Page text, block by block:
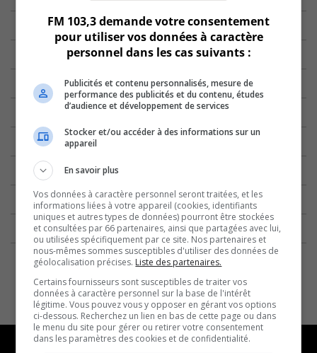
FM 103,3 demande votre consentement
pour utiliser vos données à caractère
personnel dans les cas suivants :
Publicités et contenu personnalisés, mesure de
performance des publicités et du contenu, études
d’audience et développement de services
Stocker et/ou accéder à des informations sur un
appareil
En savoir plus
Vos données à caractère personnel seront traitées, et les
informations liées à votre appareil (cookies, identifiants
uniques et autres types de données) pourront être stockées
et consultées par 66 partenaires, ainsi que partagées avec lui,
ou utilisées spécifiquement par ce site. Nos partenaires et
nous-mêmes sommes susceptibles d'utiliser des données de
géolocalisation précises. Liste des partenaires.
Certains fournisseurs sont susceptibles de traiter vos
données à caractère personnel sur la base de l'intérêt
légitime. Vous pouvez vous y opposer en gérant vos options
ci-dessous. Recherchez un lien en bas de cette page ou dans
le menu du site pour gérer ou retirer votre consentement
dans les paramètres des cookies et de confidentialité.